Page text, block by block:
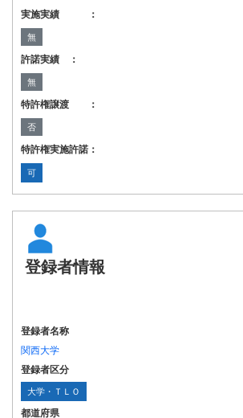
実施実績 ：
無
許諾実績 ：
無
特許権譲渡 ：
否
特許権実施許諾：
可
登録者情報
登録者名称
関西大学
登録者区分
大学・ＴＬＯ
都道府県